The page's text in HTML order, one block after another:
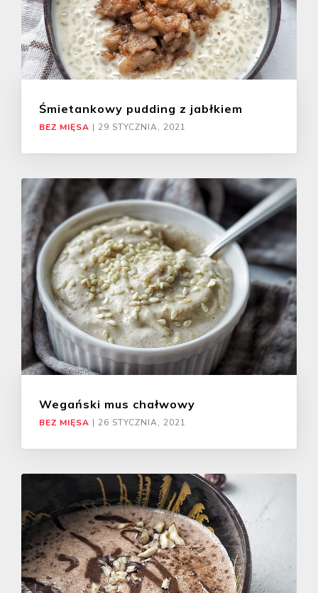
Śmietankowy pudding z jabłkiem
BEZ MIĘSA | 29 STYCZNIA, 2021
Wegański mus chałwowy
BEZ MIĘSA | 26 STYCZNIA, 2021